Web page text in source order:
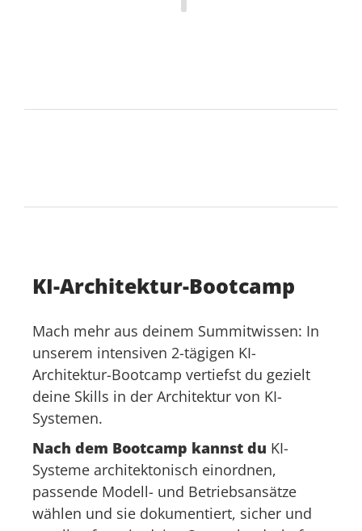
KI-Architektur-Bootcamp
Mach mehr aus deinem Summitwissen: In
unserem intensiven 2-tägigen KI-
Architektur-Bootcamp vertiefst du gezielt
deine Skills in der Architektur von KI-
Systemen.
Nach dem Bootcamp kannst du KI-
Systeme architektonisch einordnen,
passende Modell- und Betriebsansätze
wählen und sie dokumentiert, sicher und